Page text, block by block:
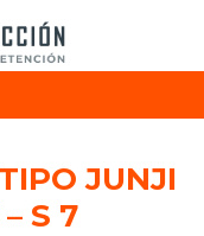
JUNJI
S 7